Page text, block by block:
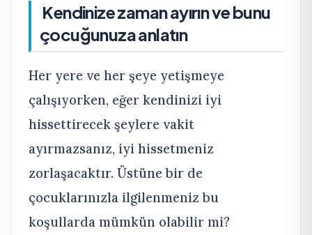
Kendinize zaman ayırın ve bunu
çocuğunuza anlatın
Her yere ve her şeye yetişmeye
çalışıyorken, eğer kendinizi iyi
hissettirecek şeylere vakit
ayırmazsanız, iyi hissetmeniz
zorlaşacaktır. Üstüne bir de
çocuklarınızla ilgilenmeniz bu
koşullarda mümkün olabilir mi?